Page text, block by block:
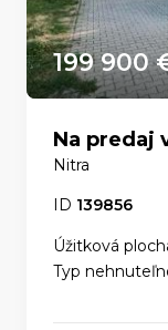
199 900
Na predaj
Nitra
ID 139856
Úžitková
Typ